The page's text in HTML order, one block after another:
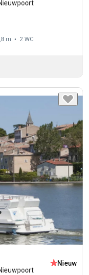
m 2 WC
Nieuw